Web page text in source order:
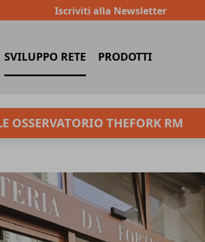
Iscriviti alla Newsletter
SVILUPPO RETE PRODOTTI
OSSERVATORIO THEFORK RM